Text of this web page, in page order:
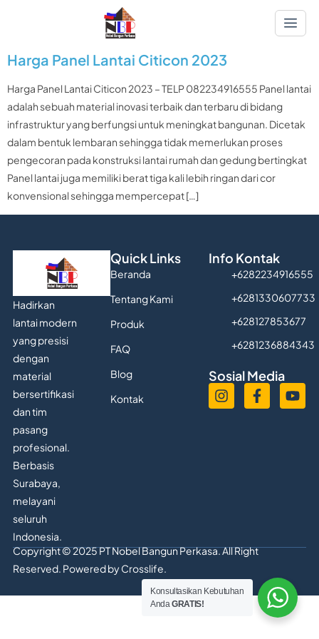
Harga Panel Lantai Citicon 2023
Harga Panel Lantai Citicon 2023 – TELP 082234916555 Panel lantai
adalah sebuah material inovasi terbaik dan terbaru di bidang
infrastruktur yang berfungsi untuk meningkat bangunan. Dicetak
dalam bentuk lembaran sehingga tidak memerlukan proses
pengecoran pada konstruksi lantai rumah dan gedung bertingkat
Panel lantai juga memiliki berat tiga kali lebih ringan dari cor
konvensional sehingga mempercepat […]
Hadirkan
lantai modern
yang presisi
dengan
material
bersertifikasi
dan tim
pasang
profesional.
Berbasis
Surabaya,
melayani
seluruh
Indonesia.
Quick Links
Beranda
Tentang Kami
Produk
FAQ
Blog
Kontak
Info Kontak
+6282234916555
+6281330607733
+628127853677
+6281236884343
Sosial Media
Copyright © 2025 PT Nobel Bangun Perkasa. All Right
Reserved. Powered byCrosslife.
Konsultasikan Kebutuhan
AndaGRATIS!